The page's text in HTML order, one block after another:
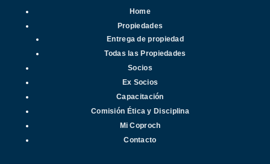
Home
Propiedades
Entrega de propiedad
Todas las Propiedades
Socios
Ex Socios
Capacitación
Comisión Ética y Disciplina
Mi Coproch
Contacto